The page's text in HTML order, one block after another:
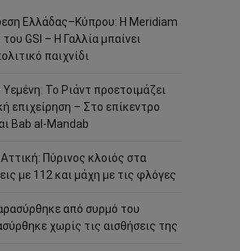
Ελλάδας–Κύπρου: Η Meridiam
GSI – Η Γαλλία μπαίνει
παιχνίδι
Το Ριάντ προετοιμάζει
επιχείρηση – Στο επίκεντρο
Bab al-Mandab
Πύρινος κλοιός στα
με 112 και μάχη με τις φλόγες
από συρμό του
χωρίς τις αισθήσεις της